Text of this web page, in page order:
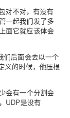
对不对，有没有
一起我们发了多
面它就应该体会
们后面会去以一个
义的时候，他压根
会有一个分割会
UDP是没有